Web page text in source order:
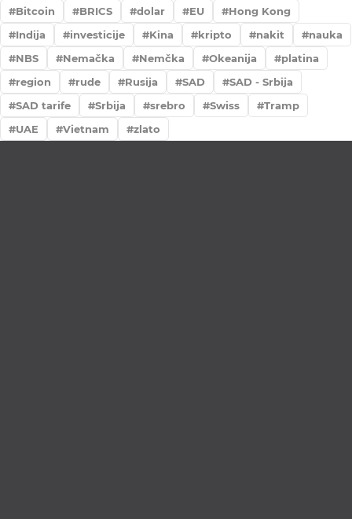
Bitcoin
BRICS dolar EU
Hong Kong
Indija
investicije Kina kripto nakit
nauka
NBS
Nemačka Nemčka Okeanija
platina
region
rude Rusija SAD
SAD - Srbija
SAD tarife
Srbija srebro Swiss
Tramp
UAE
Vietnam zlato